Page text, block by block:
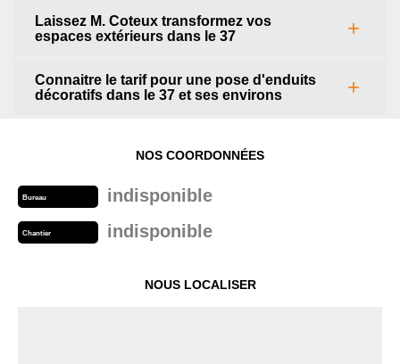
Laissez M. Coteux transformez vos
espaces extérieurs dans le 37
Connaitre le tarif pour une pose d'enduits
décoratifs dans le 37 et ses environs
NOS COORDONNÉES
Bureau indisponible
Chantier indisponible
NOUS LOCALISER